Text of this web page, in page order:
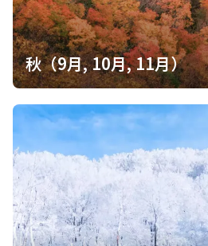
秋（9月, 10月, 11月）